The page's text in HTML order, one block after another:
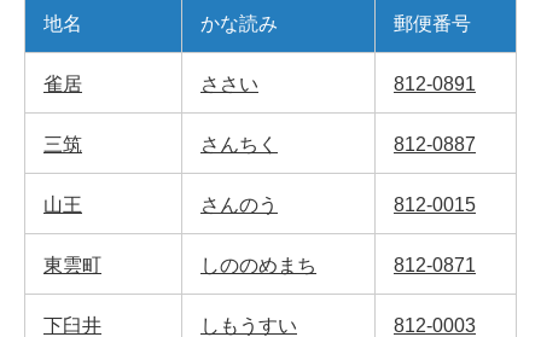
地名 かな読み 郵便番号
雀居 ささい 812-0891
三筑 さんちく 812-0887
山王 さんのう 812-0015
東雲町 しののめまち 812-0871
下臼井 しもうすい 812-0003